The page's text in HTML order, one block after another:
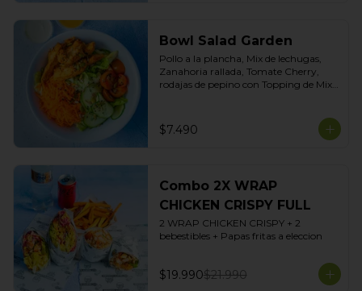
Bowl Salad Garden
Pollo a la plancha, Mix de lechugas,
Zanahoria rallada, Tomate Cherry,
rodajas de pepino con Topping de Mix
$7.490
Combo 2X WRAP
CHICKEN CRISPY FULL
2 WRAP CHICKEN CRISPY + 2
bebestibles + Papas fritas a eleccion
$19.990$21.990